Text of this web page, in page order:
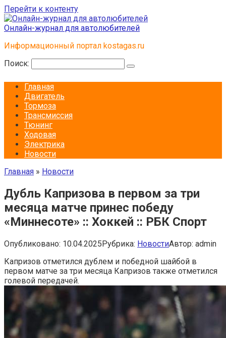
Перейти к контенту
Онлайн-журнал для автолюбителей
Информационный портал kostagas.ru
Поиск:
Главная
Двигатель
Тормоза
Трансмиссия
Тюнинг
Ходовая
Электрика
Новости
Главная » Новости
Дубль Капризова в первом за три
месяца матче принес победу
«Миннесоте» :: Хоккей :: РБК Спорт
Опубликовано: 10.04.2025Рубрика: НовостиАвтор: admin
Капризов отметился дублем и победной шайбой в
первом матче за три месяца Капризов также отметился
голевой передачей.